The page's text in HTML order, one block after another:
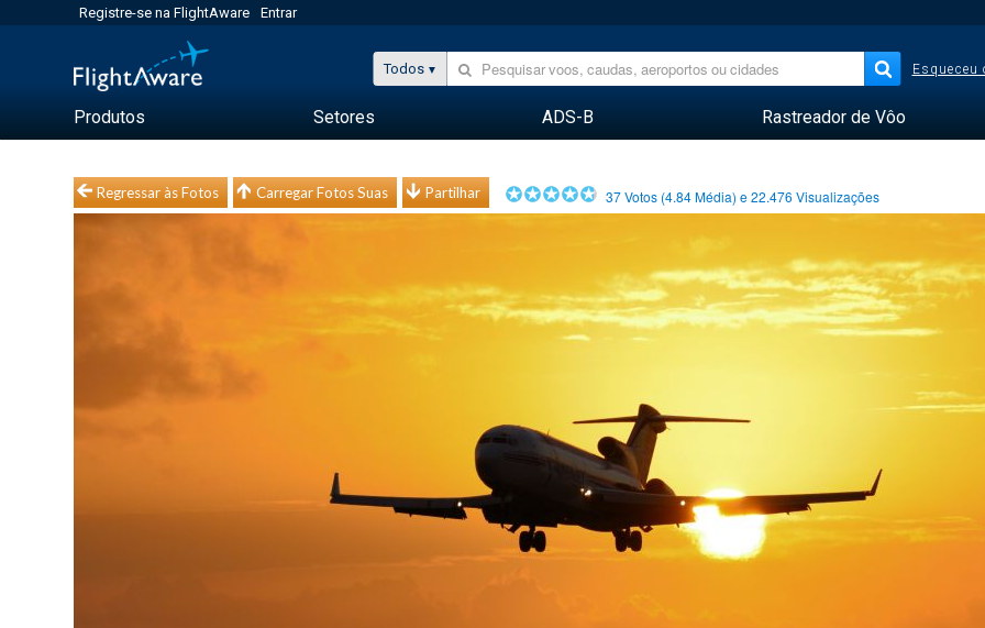
Registre-se na FlightAware Entrar
Todos Esqueceu
Produtos Setores ADS-B Rastreador de Vôo
Regressar às Fotos Carregar Fotos Suas Partilhar 37Votos (4.84Média) e22.476 Visualizações